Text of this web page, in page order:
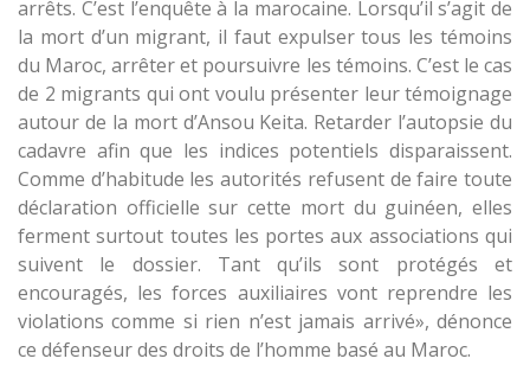
arrêts. C’est l’enquête à la marocaine. Lorsqu’il s’agit de
la mort d’un migrant, il faut expulser tous les témoins
du Maroc, arrêter et poursuivre les témoins. C’est le cas
de 2 migrants qui ont voulu présenter leur témoignage
autour de la mort d’Ansou Keita. Retarder l’autopsie du
cadavre afin que les indices potentiels disparaissent.
Comme d’habitude les autorités refusent de faire toute
déclaration officielle sur cette mort du guinéen, elles
ferment surtout toutes les portes aux associations qui
suivent le dossier. Tant qu’ils sont protégés et
encouragés, les forces auxiliaires vont reprendre les
violations comme si rien n’est jamais arrivé», dénonce
ce défenseur des droits de l’homme basé au Maroc.